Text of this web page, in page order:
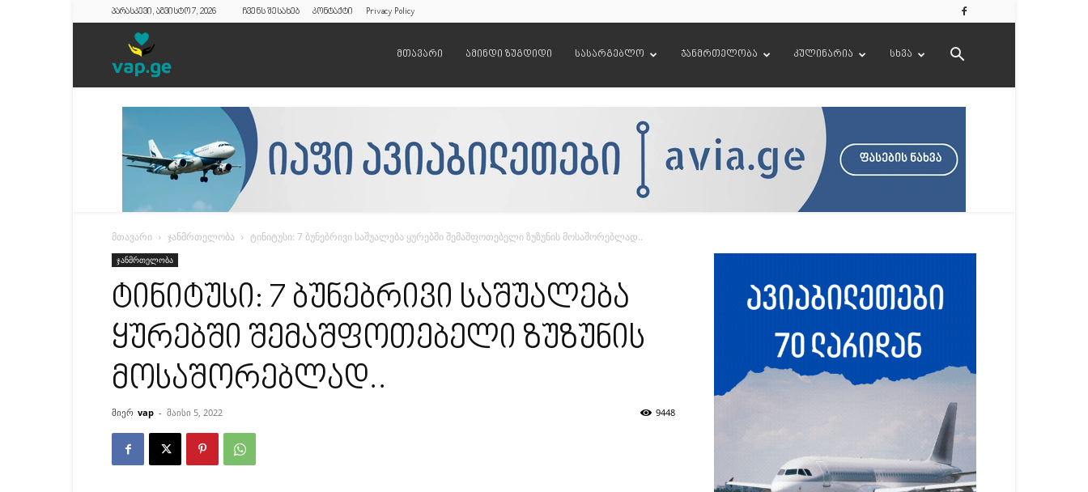
პარასკევი, აგვისტო 7, 2026 ჩვენს შესახებ კონტაქტი Privacy Policy
მთავარი ამინდი ზუგდიდი სასარგებლო ჯანმრთელობა კულინარია სხვა
მთავარი ჯანმრთელობა ტინიტუსი: 7 ბუნებრივი საშუალება ყურებში შემაშფოთებელი ზუზუნის მოსაშორებლად..
ჯანმრთელობა
ტინიტუსი: 7 ბუნებრივი საშუალება
ყურებში შემაშფოთებელი ზუზუნის
მოსაშორებლად..
მიერ vap - მაისი 5, 2022 9448